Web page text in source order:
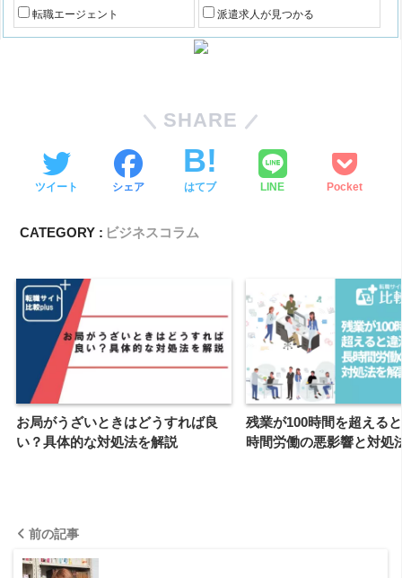
転職エージェント 派遣求人が見つかる
SHARE
ツイート シェア はてブ LINE Pocket
CATEGORY : ビジネスコラム
お局がうざいときはどうすれば良
い？具体的な対処法を解説
残業が100時間を超える
時間労働の悪影響と対処
前の記事